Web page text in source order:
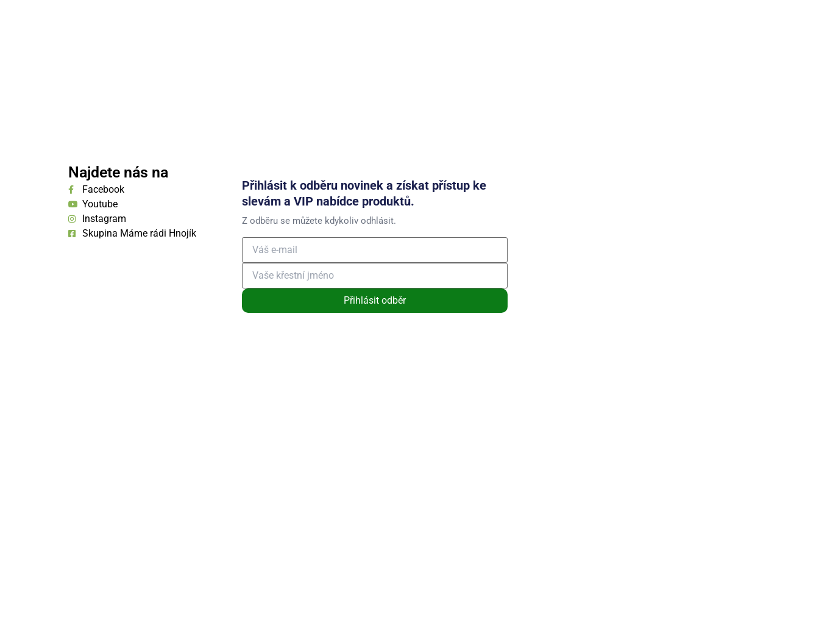
Najdete nás na
Facebook
Youtube
Instagram
Skupina Máme rádi Hnojík
Přihlásit k odběru novinek a získat přístup ke
slevám a VIP nabídce produktů.
Z odběru se můžete kdykoliv odhlásit.
Přihlásit odběr